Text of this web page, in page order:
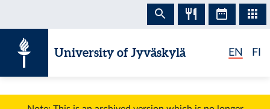
University of Jyväskylä EN FI